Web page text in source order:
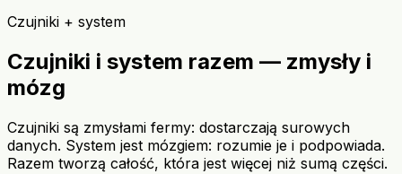
Czujniki + system
Czujniki i system razem — zmysły i
mózg
Czujniki są zmysłami fermy: dostarczają surowych
danych. System jest mózgiem: rozumie je i podpowiada.
Razem tworzą całość, która jest więcej niż sumą części.